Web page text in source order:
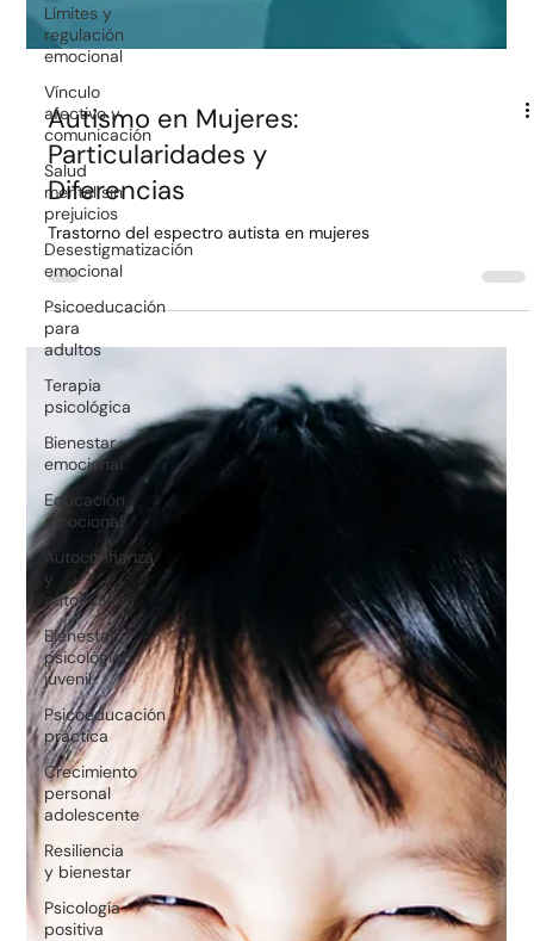
Límites y
regulación
emocional
Vínculo
afectivo y
comunicación
Salud
mental sin
prejuicios
Desestigmatización
emocional
Psicoeducación
para
adultos
Terapia
psicológica
Bienestar
emocional
Educación
emocional
Autoconfianza
y
autoestima
Bienestar
psicológico
juvenil
Psicoeducación
práctica
Crecimiento
personal
adolescente
Resiliencia
y bienestar
Psicología
positiva
Autismo en Mujeres:
Particularidades y
Diferencias
Trastorno del espectro autista en mujeres